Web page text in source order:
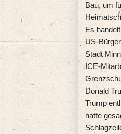
Bau, um
Es
US-
Stadt
ICE-
Donald
Trump
hatte